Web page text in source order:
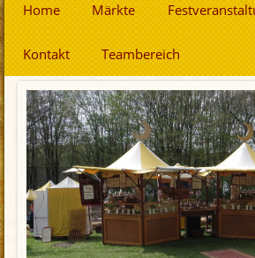
Home Märkte
Kontakt Teambereich